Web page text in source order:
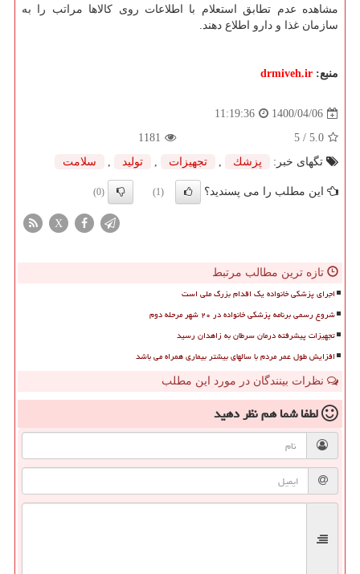
مشاهده عدم تطابق استعلام با اطلاعات روی کالاها مراتب را به
سازمان غذا و دارو اطلاع دهند.
منبع: drmiveh.ir
1400/04/06
11:19:36
5.0
/ 5
1181
تگهای خبر:
پزشك , تجهیزات , تولید , سلامت
این مطلب را می پسندید؟ (1)
(0)
X
تازه ترین مطالب مرتبط
اجرای پزشکی خانواده یک اقدام بزرگ ملی است
شروع رسمی برنامه پزشکی خانواده در ۲۰ شهر مرحله دوم
تجهیزات پیشرفته درمان سرطان به زاهدان رسید
افزایش طول عمر مردم با سالهای بیشتر بیماری همراه می باشد
نظرات بینندگان در مورد این مطلب
لطفا شما همنظر دهید